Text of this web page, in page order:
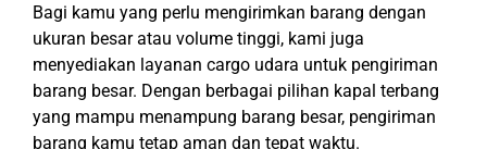
Bagi kamu yang perlu mengirimkan barang dengan
ukuran besar atau volume tinggi, kami juga
menyediakan layanan cargo udara untuk pengiriman
barang besar. Dengan berbagai pilihan kapal terbang
yang mampu menampung barang besar, pengiriman
barang kamu tetap aman dan tepat waktu.